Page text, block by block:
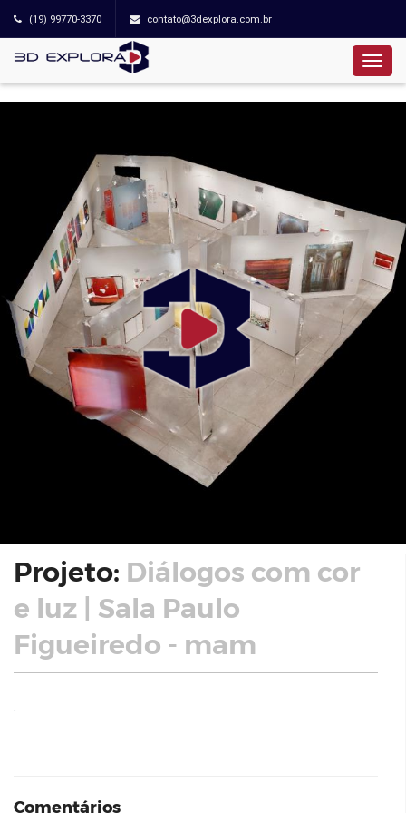
(19) 99770-3370 contato@3dexplora.com.br
Projeto: Diálogos com cor
e luz | Sala Paulo
Figueiredo - mam
Comentários